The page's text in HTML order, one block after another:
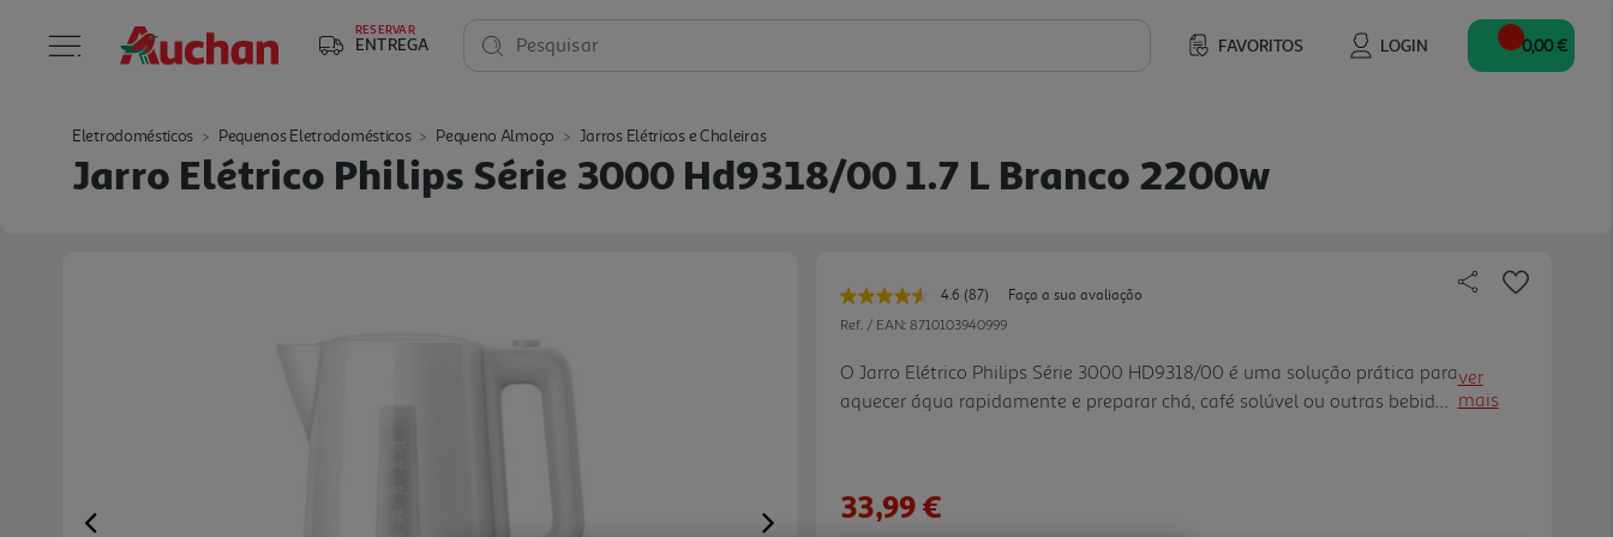
RESERVAR
ENTREGA FAVORITOS LOGIN
Pesquisar 0,00 €
Eletrodomésticos Pequenos Eletrodomésticos Pequeno Almoço Jarros Elétricos e Chaleiras
Jarro Elétrico Philips Série 3000 Hd9318/00 1.7 L Branco 2200w
4.6 Leu
87
Link
para
a
(87)
Faça a sua avaliação
Ref. / EAN: 8710103940999
O Jarro Elétrico Philips Série 3000 HD9318/00 é uma solução prática para
aquecer água rapidamente e preparar chá, café solúvel ou outras bebidas
ampla, facilitando o enchimento e a limpeza, enquanto o enchimento
ver
mais
33,99 €